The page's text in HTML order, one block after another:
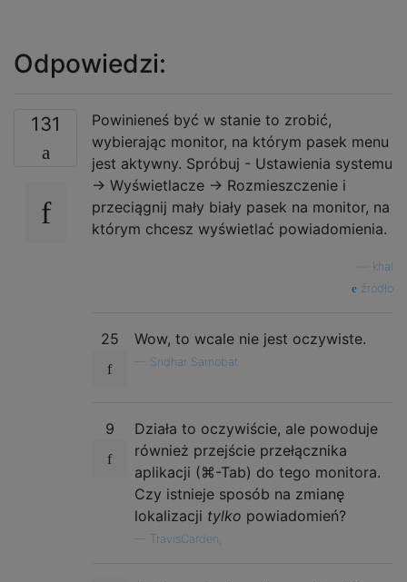
Odpowiedzi:
131
Powinieneś być w stanie to zrobić,
wybierając monitor, na którym pasek menu
jest aktywny. Spróbuj - Ustawienia systemu
-> Wyświetlacze -> Rozmieszczenie i
przeciągnij mały biały pasek na monitor, na
którym chcesz wyświetlać powiadomienia.
khal
źródło
25 Wow, to wcale nie jest oczywiste.
Sridhar Sarnobat
9
Działa to oczywiście, ale powoduje
również przejście przełącznika
aplikacji (⌘-Tab) do tego monitora.
Czy istnieje sposób na zmianę
lokalizacji tylko powiadomień?
TravisCarden,